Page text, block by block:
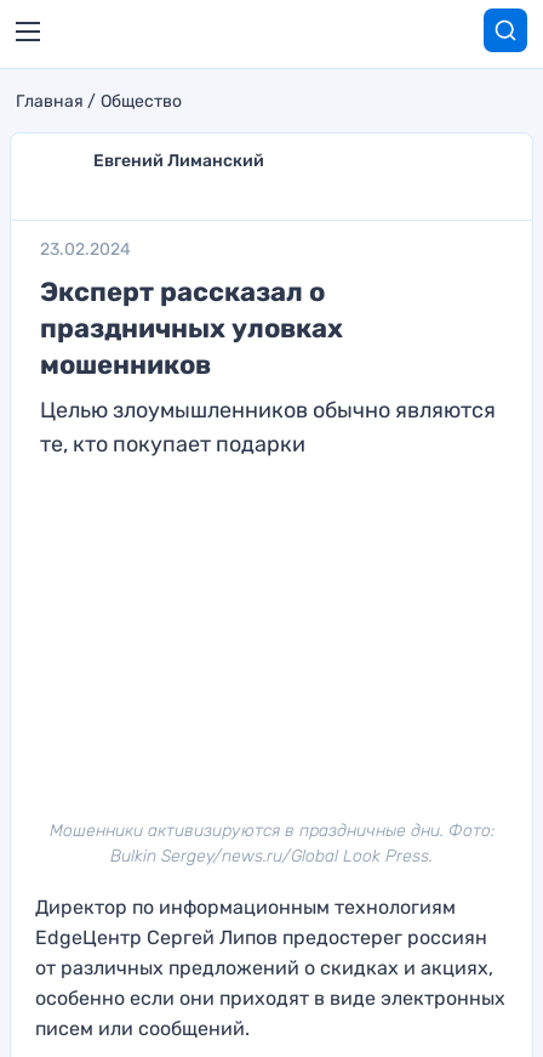
Главная Общество
Евгений Лиманский
23.02.2024
Эксперт рассказал о
праздничных уловках
мошенников
Целью злоумышленников обычно являются
те, кто покупает подарки
Мошенники активизируются в праздничные дни. Фото:
Bulkin Sergey/news.ru/Global Look Press.
Директор по информационным технологиям
EdgeЦентр Сергей Липов предостерег россиян
от различных предложений о скидках и акциях,
особенно если они приходят в виде электронных
писем или сообщений.